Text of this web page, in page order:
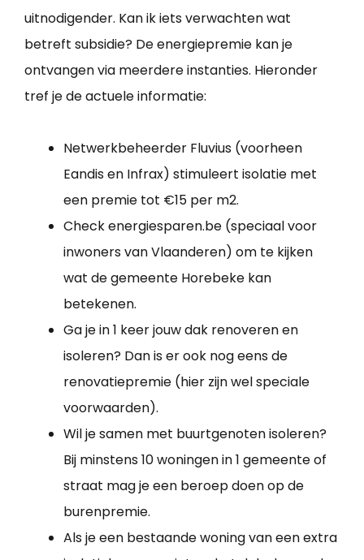
uitnodigender. Kan ik iets verwachten wat
betreft subsidie? De energiepremie kan je
ontvangen via meerdere instanties. Hieronder
tref je de actuele informatie:
Netwerkbeheerder Fluvius (voorheen
Eandis en Infrax) stimuleert isolatie met
een premie tot €15 per m2.
Check energiesparen.be (speciaal voor
inwoners van Vlaanderen) om te kijken
wat de gemeente Horebeke kan
betekenen.
Ga je in 1 keer jouw dak renoveren en
isoleren? Dan is er ook nog eens de
renovatiepremie (hier zijn wel speciale
voorwaarden).
Wil je samen met buurtgenoten isoleren?
Bij minstens 10 woningen in 1 gemeente of
straat mag je een beroep doen op de
burenpremie.
Als je een bestaande woning van een extra